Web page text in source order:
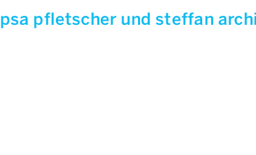
psa pfletscher und steffan